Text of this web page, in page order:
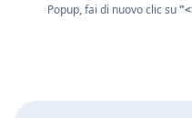
Popup, fai di nuovo clic su